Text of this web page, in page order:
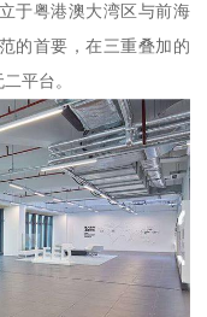
于粤港澳大湾区与前海
的首要，在三重叠加的
平台。